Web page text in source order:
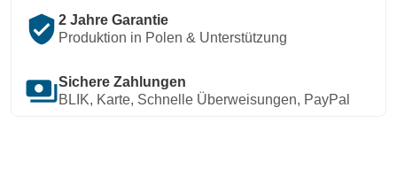
verified_user 2 Jahre Garantie
Produktion in Polen & Unterstützung
paymentsSichere Zahlungen
BLIK, Karte, Schnelle Überweisungen, PayPal